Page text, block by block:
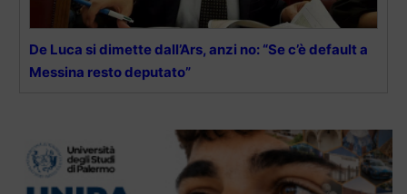
De Luca si dimette dall’Ars, anzi no: “Se c’è default a
Messina resto deputato”